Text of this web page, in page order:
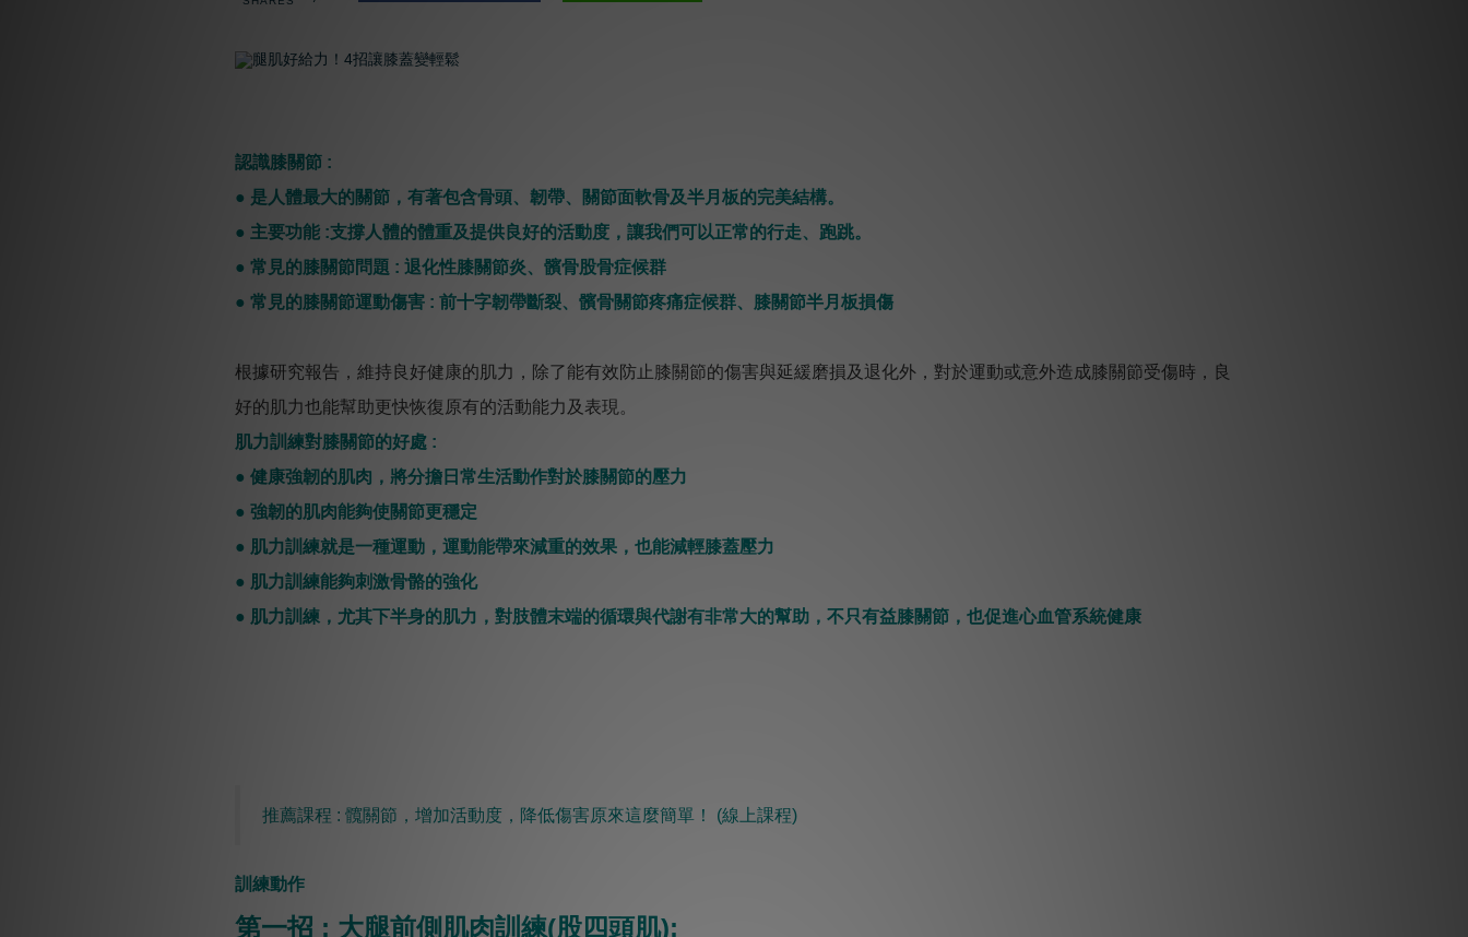
認識膝關節 :
● 是人體最大的關節，有著包含骨頭、韌帶、關節面軟骨及半月板的完美結構。
● 主要功能 :支撐人體的體重及提供良好的活動度，讓我們可以正常的行走、跑跳。
● 常見的膝關節問題 : 退化性膝關節炎、髕骨股骨症候群
● 常見的膝關節運動傷害 : 前十字韌帶斷裂、髕骨關節疼痛症候群、膝關節半月板損傷
根據研究報告，維持良好健康的肌力，除了能有效防止膝關節的傷害與延緩磨損及退化外，對於運動或意外造成膝關節受傷時，良
好的肌力也能幫助更快恢復原有的活動能力及表現。
肌力訓練對膝關節的好處 :
● 健康強韌的肌肉，將分擔日常生活動作對於膝關節的壓力
● 強韌的肌肉能夠使關節更穩定
● 肌力訓練就是一種運動，運動能帶來減重的效果，也能減輕膝蓋壓力
● 肌力訓練能夠刺激骨骼的強化
● 肌力訓練，尤其下半身的肌力，對肢體末端的循環與代謝有非常大的幫助，不只有益膝關節，也促進心血管系統健康
推薦課程 : 髖關節，增加活動度，降低傷害原來這麼簡單！ ​(線上課程)
訓練動作
第一招 : 大腿前側肌肉訓練(股四頭肌):